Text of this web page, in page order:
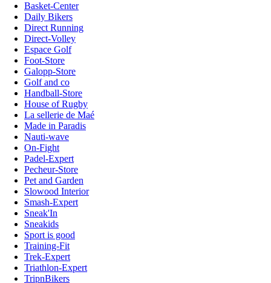
Basket-Center
Daily Bikers
Direct Running
Direct-Volley
Espace Golf
Foot-Store
Galopp-Store
Golf and co
Handball-Store
House of Rugby
La sellerie de Maé
Made in Paradis
Nauti-wave
On-Fight
Padel-Expert
Pecheur-Store
Pet and Garden
Slowood Interior
Smash-Expert
Sneak'In
Sneakids
Sport is good
Training-Fit
Trek-Expert
Triathlon-Expert
TripnBikers